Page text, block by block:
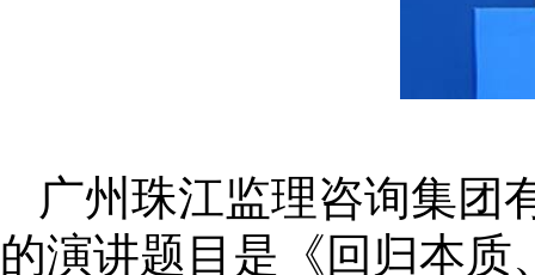
广州珠江监理咨询集团
的演讲题目是《回归本